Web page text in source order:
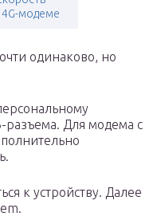
4G-модеме
одинаково, но
разъема. Для модема с
к устройству. Далее